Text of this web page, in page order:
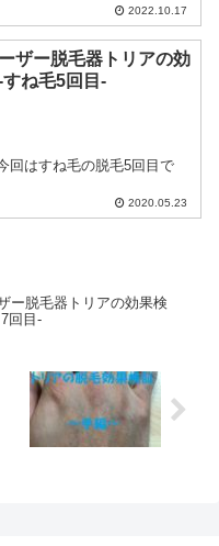
2022.10.17
ザー脱毛器トリアの効
ね毛5回目-
回はすね毛の脱毛5回目で
2020.05.23
ー脱毛器トリアの効果検
回目-